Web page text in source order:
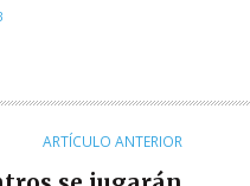
ARTÍCULO ANTERIOR